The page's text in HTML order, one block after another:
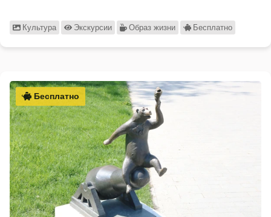
Культура Экскурсии Образ жизни Бесплатно
Бесплатно